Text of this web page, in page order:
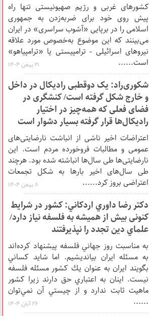
کشورهای غربی و رژیم صهیونیستی تنها راه
پیش روی خود برای ضربه‌زدن به جمهوری
اسلامی را در برپایی «آشوب سراسری» در ایران
می‌بینند که این موضوع به‌خصوص مورد علاقه
نیروهای اسرائیلی - ترامپیستی یا «ترامپیاهو»
است......
۲۱ بهمن ۱۴۰۴
شکوری‌راد: یک دوقطبی رادیکال در داخل
و خارج شکل گرفته است/ کنشگری در
فضای فعلی که همه‌چیز در اختیار
رادیکال‌ها قرار گرفته بسیار دشوار است
اعتراضات اخیر ناشی از انباشت نارضایتی‌های
عمومی و مطالبات فروخورده مردم است. این
نارضایتی‌ها طی سال‌ها انباشته شده بود. هرچند
طی سال‌های اخیر بارها به شکل تجمعات
اعتراضی بروز کرد......
۸ بهمن ۱۴۰۴
دکتر رضا داوري اردكاني: کشور در شرایط
کنونی بیش از همیشه به فلسفه نیاز دارد/
علماي دين تجدد را نپذيرفتند
به مناسبت روز جهاني فلسفه پيشنهاد كرده‌اند
به مسئله ايران بيانديشيم. اما شايد كساني
بگويند ايران به عنوان يك كشور مسئله فلسفه
نيست. اينان به اعتباري حق دارند زيرا كشور
ماهيت ثابت ندارد و از چيستي آن نمي‌توان
......
۲۶ آبان ۱۴۰۴